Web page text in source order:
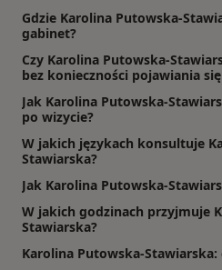
Gdzie Karolina Putowska-
gabinet?
Czy Karolina Putowska-
bez konieczności pojawiania
Jak Karolina Putowska-
po wizycie?
W jakich językach konsultuje
Stawiarska?
Jak Karolina Putowska-
W jakich godzinach przyjmuje
Stawiarska?
Karolina Putowska-